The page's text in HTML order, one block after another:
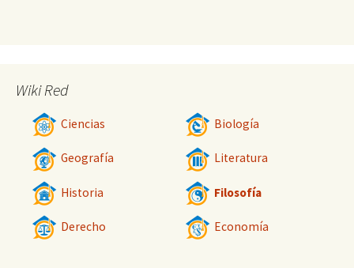
Wiki Red
Ciencias Biología
Geografía Literatura
Historia Filosofía
Derecho Economía